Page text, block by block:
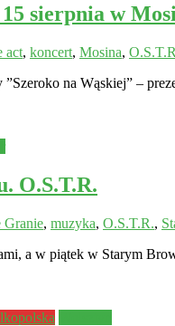
sierpnia w
act, koncert, Mosina,
na Wąskiej” –
O.S.T.R.
Granie, muzyka, O.S.T.R.,
a w piątek w Starym